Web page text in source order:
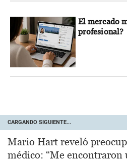
El mercado
profesional?
CARGANDO SIGUIENTE...
Mario Hart reveló
médico: “Me encontraron